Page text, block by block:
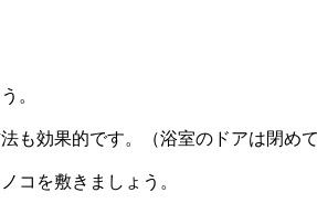
。
も効果的です。（浴室のドアは閉め
コを敷きましょう。